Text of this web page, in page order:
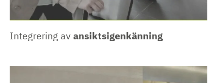
Integrering avansiktsigenkänning